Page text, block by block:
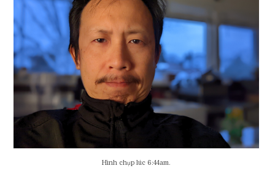
Hình chụp lúc 6:44am.